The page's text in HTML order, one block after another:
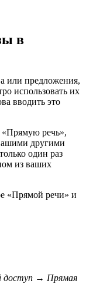
в
или предложения,
использовать их
вводить это
речь»,
другими
один раз
из ваших
«Прямой речи» и
доступ → Прямая